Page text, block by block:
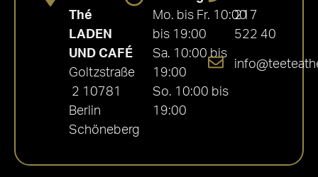
Thé
LADEN
UND CAFÉ
Goltzstraße
2 10781
Berlin
Schöneberg
Mo. bis Fr. 10:00
bis 19:00
Sa. 10:00 bis
19:00
So. 10:00 bis
19:00
217
522 40